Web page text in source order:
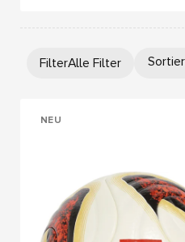
FilterAlle Filter
NEU